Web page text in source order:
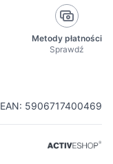
EAN: 5906717400469
Metody płatności
Sprawdź